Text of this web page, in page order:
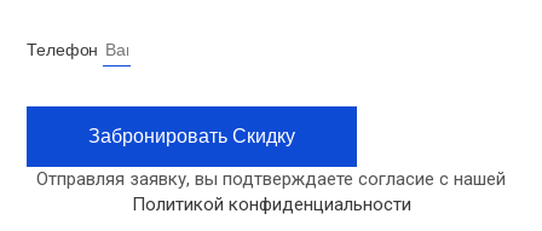
Калтасы
Калуга
Каменск-Шахтинский
Кандалакша
Телефон
Забронировать Скидку
Отправляя заявку, вы подтверждаете согласие с нашей
Политикой конфиденциальности